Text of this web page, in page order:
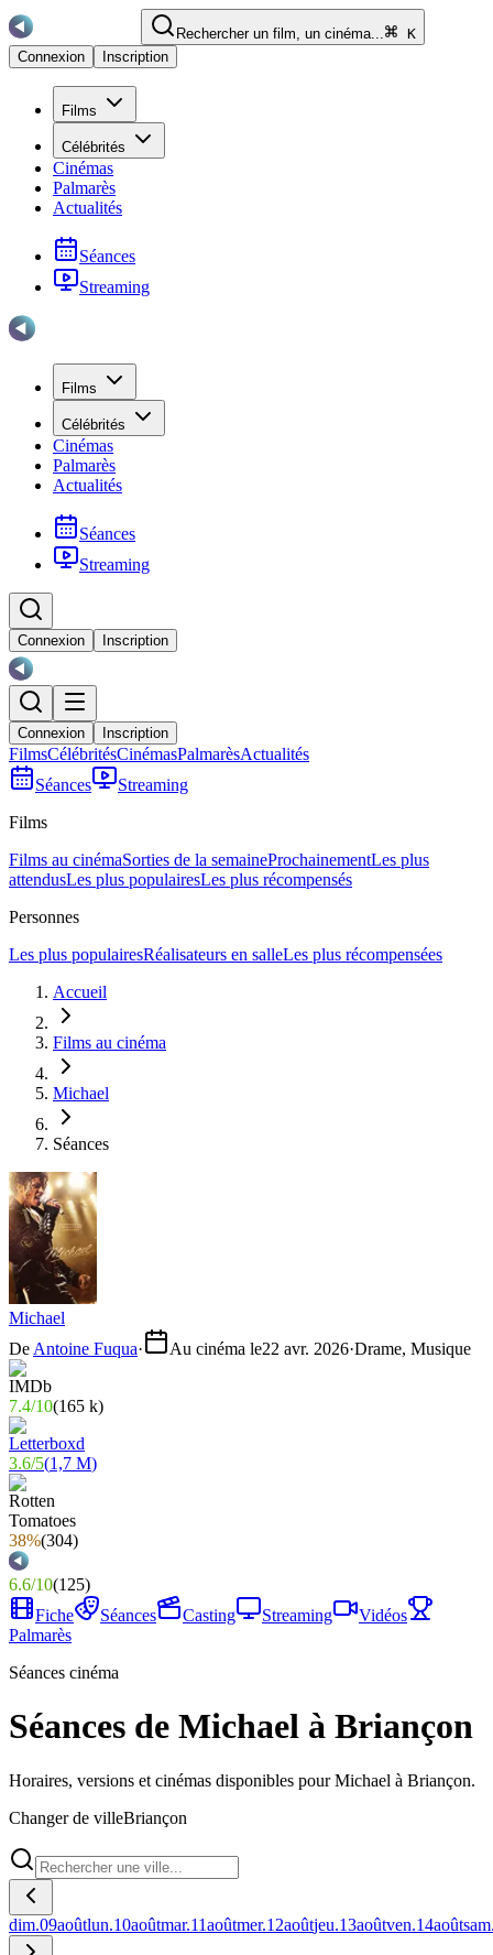
Rechercher un film, un cinéma...
K
Connexion
Inscription
Films
Célébrités
Cinémas
Palmarès
Actualités
Séances
Streaming
Films
Célébrités
Cinémas
Palmarès
Actualités
Séances
Streaming
Connexion Inscription
Connexion Inscription
FilmsCélébritésCinémasPalmarèsActualités
Séances
Streaming
Films
Films au cinémaSorties de la semaineProchainementLes plus
attendusLes plus populairesLes plus récompensés
Personnes
Les plus populairesRéalisateurs en salleLes plus récompensées
Accueil
Films au cinéma
Michael
Séances
Michael
De Antoine Fuqua· Au cinéma le22 avr. 2026·Drame, Musique
7.4/10(165 k)
3.6/5(1,7 M)
38%(304)
6.6/10(125)
Fiche
Séances Casting Streaming
Vidéos
Palmarès
Séances cinéma
Séances de Michael à Briançon
Horaires, versions et cinémas disponibles pour Michael à Briançon.
Changer de villeBriançon
dim.09aoûtlun.10aoûtmar.11aoûtmer.12aoûtjeu.13aoûtven.14août